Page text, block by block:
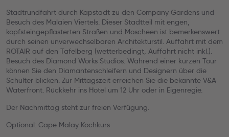
Stadtrundfahrt durch Kapstadt zu den Company Gardens und
Besuch des Malaien Viertels. Dieser Stadtteil mit engen,
kopfsteingepflasterten Straßen und Moscheen ist bemerkenswert
durch seinen unverwechselbaren Architekturstil. Auffahrt mit dem
ROTAIR auf den Tafelberg (wetterbedingt, Auffahrt nicht inkl.).
Besuch des Diamond Works Studios. Während einer kurzen Tour
können Sie den Diamantenschleifern und Designern über die
Schulter blicken. Zur Mittagszeit erreichen Sie die bekannte V&A
Waterfront. Rückkehr ins Hotel um 12 Uhr oder in Eigenregie.
Der Nachmittag steht zur freien Verfügung.
Optional: Cape Malay Kochkurs